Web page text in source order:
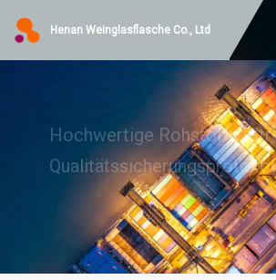
Henan Weinglasflasche Co., Ltd
Hochwertige Rohstoffe, Strenge
Qualitätssicherungsprotokolle.